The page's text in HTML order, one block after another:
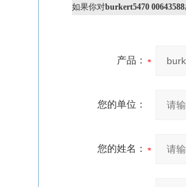
如果你对burkert5470 00643588
产品：
您的单位：
您的姓名：